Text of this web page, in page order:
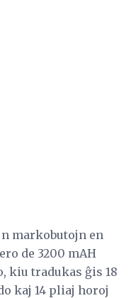
markobutojn en
de 3200 mAH
kiu tradukas ĝis 18
kaj 14 pliaj horoj